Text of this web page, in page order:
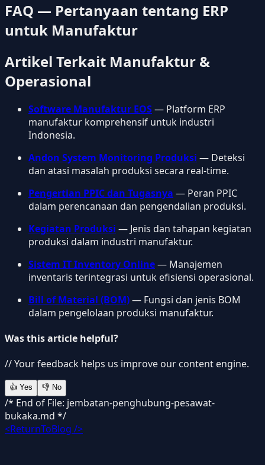
FAQ — Pertanyaan tentang ERP
untuk Manufaktur
Artikel Terkait Manufaktur &
Operasional
Software Manufaktur EOS— Platform ERP
manufaktur komprehensif untuk industri
Indonesia.
Andon System Monitoring Produksi — Deteksi
dan atasi masalah produksi secara real-time.
Pengertian PPIC dan Tugasnya — Peran PPIC
dalam perencanaan dan pengendalian produksi.
Kegiatan Produksi — Jenis dan tahapan kegiatan
produksi dalam industri manufaktur.
Sistem IT Inventory Online— Manajemen
inventaris terintegrasi untuk efisiensi operasional.
Bill of Material (BOM)— Fungsi dan jenis BOM
dalam pengelolaan produksi manufaktur.
Was this article helpful?
// Your feedback helps us improve our content engine.
👍 Yes 👎 No
/* End of File: jembatan-penghubung-pesawat-
bukaka.md */
<ReturnToBlog />